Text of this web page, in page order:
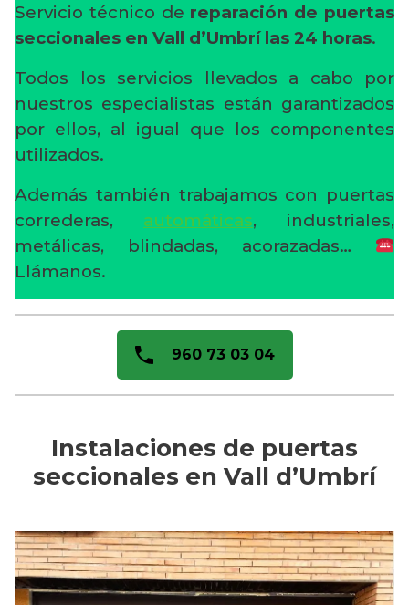
Servicio técnico de reparación de puertas
seccionales en Vall d’Umbrí las 24 horas.
Todos los servicios llevados a cabo por
nuestros especialistas están garantizados
por ellos, al igual que los componentes
utilizados.
Además también trabajamos con puertas
correderas, automáticas, industriales,
metálicas, blindadas, acorazadas…
Llámanos.
960 73 03 04
Instalaciones de puertas
seccionales en Vall d’Umbrí